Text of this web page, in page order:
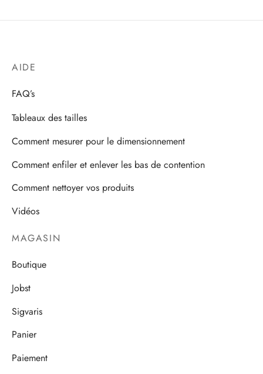
AIDE
FAQ’s
Tableaux des tailles
Comment mesurer pour le dimensionnement
Comment enfiler et enlever les bas de contention
Comment nettoyer vos produits
Vidéos
MAGASIN
Boutique
Jobst
Sigvaris
Panier
Paiement